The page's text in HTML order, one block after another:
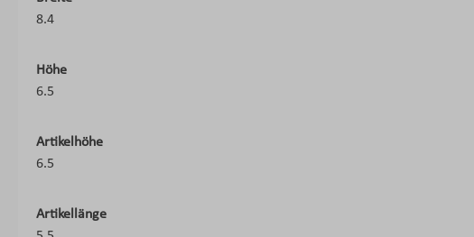
8.4
Höhe
6.5
Artikelhöhe
6.5
Artikellänge